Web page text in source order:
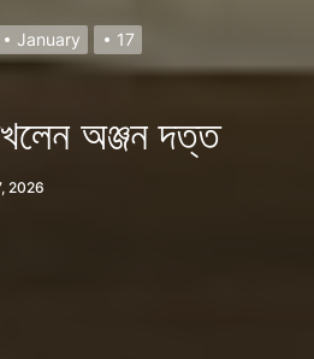
January 17
অঞ্জন দত্ত
2026